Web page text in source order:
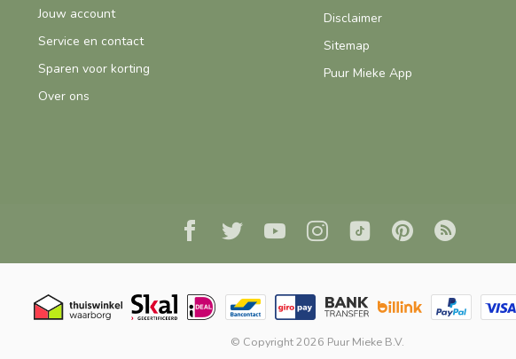
Jouw account
Service en contact
Sparen voor korting
Over ons
Disclaimer
Sitemap
Puur Mieke App
© Copyright 2026 Puur Mieke B.V.